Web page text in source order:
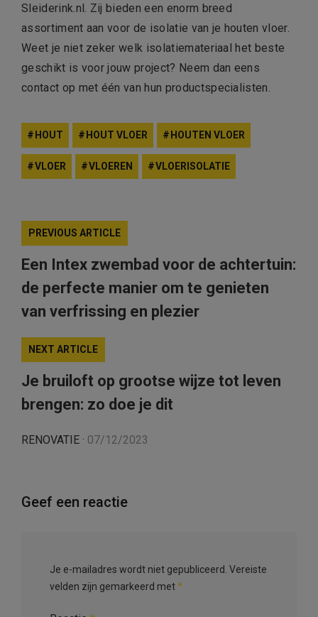
Sleiderink.nl. Zij bieden een enorm breed
assortiment aan voor de isolatie van je houten vloer.
Weet je niet zeker welk isolatiemateriaal het beste
geschikt is voor jouw project? Neem dan eens
contact op met één van hun productspecialisten.
HOUT HOUT VLOER HOUTEN VLOER
VLOER VLOEREN VLOERISOLATIE
PREVIOUS ARTICLE
Een Intex zwembad voor de achtertuin:
de perfecte manier om te genieten
van verfrissing en plezier
NEXT ARTICLE
Je bruiloft op grootse wijze tot leven
brengen: zo doe je dit
RENOVATIE · 07/12/2023
Geef een reactie
Je e-mailadres wordt niet gepubliceerd. Vereiste
velden zijn gemarkeerd met*